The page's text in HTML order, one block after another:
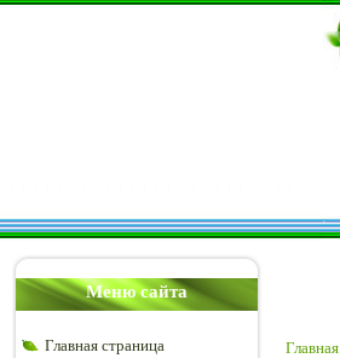
Меню сайта
Главная страница
Главная